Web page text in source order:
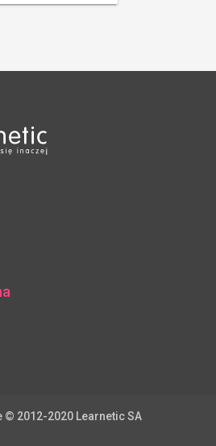
© 2012-2020 Learnetic SA